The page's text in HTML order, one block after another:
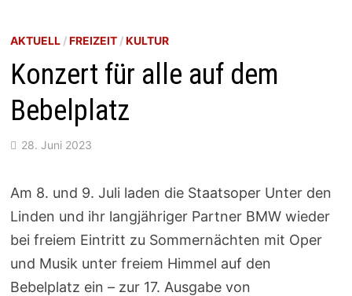
AKTUELL/FREIZEIT/KULTUR
Konzert für alle auf dem
Bebelplatz
28. Juni 2023
Am 8. und 9. Juli laden die Staatsoper Unter den
Linden und ihr langjähriger Partner BMW wieder
bei freiem Eintritt zu Sommernächten mit Oper
und Musik unter freiem Himmel auf den
Bebelplatz ein – zur 17. Ausgabe von